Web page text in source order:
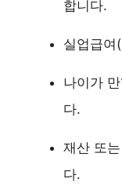
합니다.
실업급여
나이가
다.
재산 또
다.